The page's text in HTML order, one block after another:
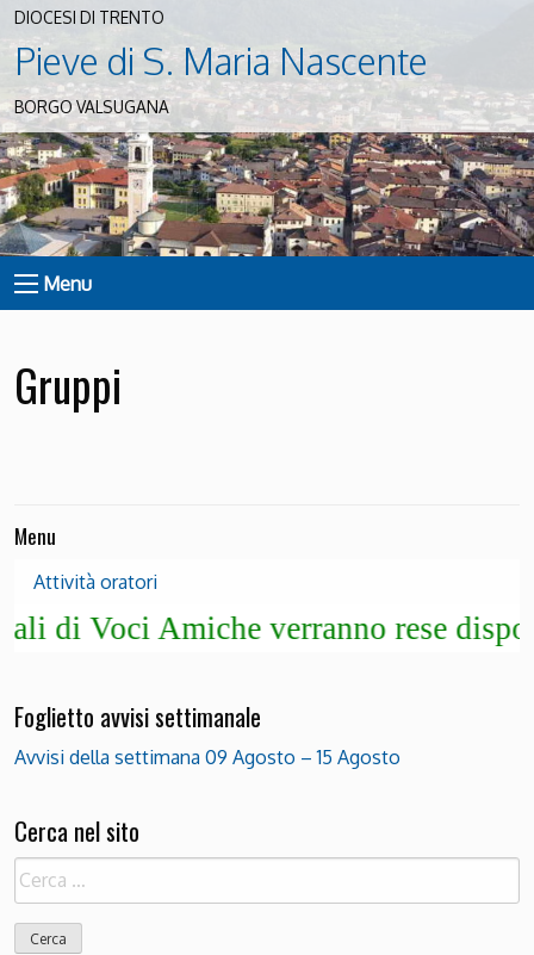
DIOCESI DI TRENTO
Pieve di S. Maria Nascente
BORGO VALSUGANA
Menu
Gruppi
Menu
Attività oratori
Amiche verranno rese
Foglietto avvisi settimanale
Avvisi della settimana 09 Agosto – 15 Agosto
Cerca nel sito
Ricerca
per: